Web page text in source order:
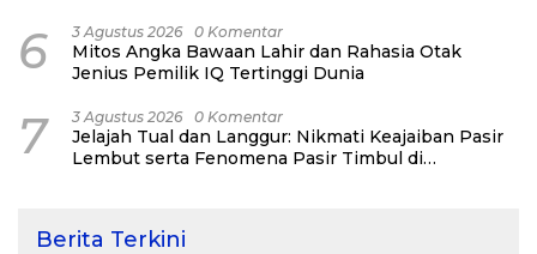
6 3 Agustus 2026 0 Komentar
Mitos Angka Bawaan Lahir dan Rahasia Otak
Jenius Pemilik IQ Tertinggi Dunia
7 3 Agustus 2026 0 Komentar
Jelajah Tual dan Langgur: Nikmati Keajaiban Pasir
Lembut serta Fenomena Pasir Timbul di
Berita Terkini